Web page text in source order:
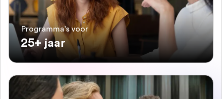
Programma's voor
25+ jaar